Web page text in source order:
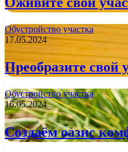
Обустройство участка
17.05.2024
Преобразите свой
Обустройство участка
16.05.2024
Создаём оазис